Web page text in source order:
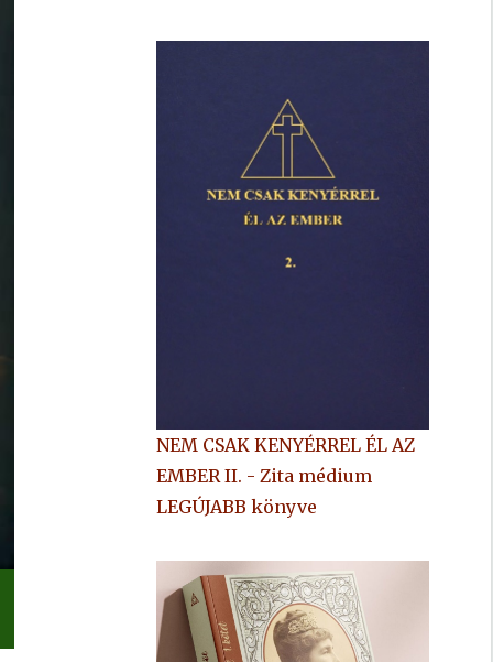
NEM CSAK KENYÉRREL ÉL AZ
EMBER II. - Zita médium
LEGÚJABB könyve